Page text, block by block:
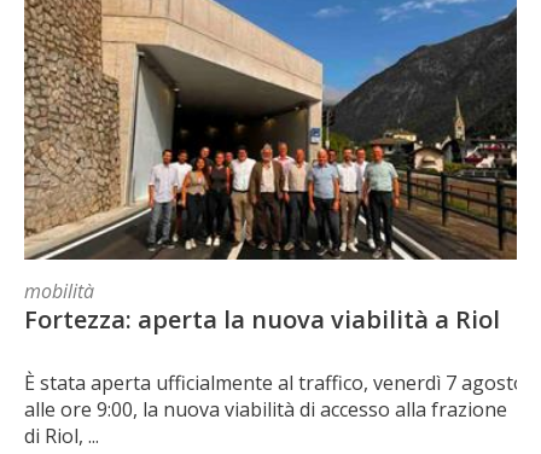
mobilità
Fortezza: aperta la nuova viabilità a Riol
È stata aperta ufficialmente al traffico, venerdì 7 agosto
alle ore 9:00, la nuova viabilità di accesso alla frazione
di Riol, ...